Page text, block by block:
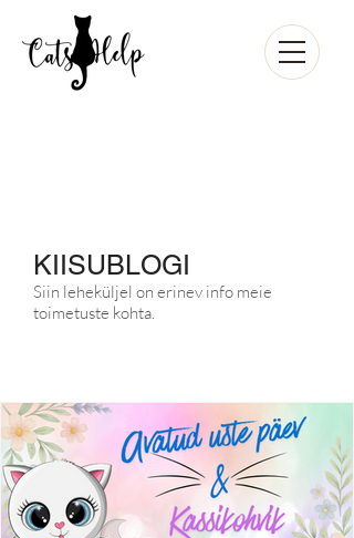
KIISUBLOGI
Siin leheküljel on erinev info meie
toimetuste kohta.